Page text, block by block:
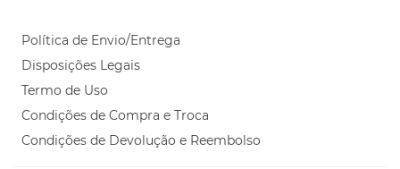
Política de Envio/Entrega
Disposições Legais
Termo de Uso
Condições de Compra e Troca
Condições de Devolução e Reembolso